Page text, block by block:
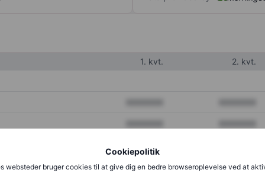
Cookiepolitik
websteder bruger cookies til at give dig en bedre browseroplevelse ved at
1. kvt. 2. kvt.